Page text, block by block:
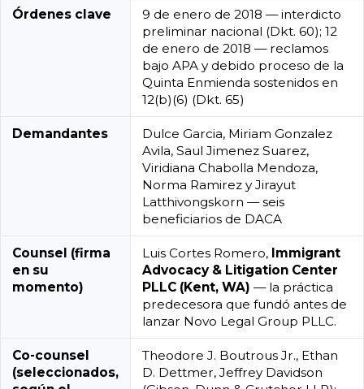
Órdenes clave
9 de enero de 2018 — interdicto
preliminar nacional (Dkt. 60); 12
de enero de 2018 — reclamos
bajo APA y debido proceso de la
Quinta Enmienda sostenidos en
12(b)(6) (Dkt. 65)
Demandantes
Dulce Garcia, Miriam Gonzalez
Avila, Saul Jimenez Suarez,
Viridiana Chabolla Mendoza,
Norma Ramirez y Jirayut
Latthivongskorn — seis
beneficiarios de DACA
Counsel (firma
en su
momento)
Luis Cortes Romero, Immigrant
Advocacy & Litigation Center
PLLC (Kent, WA) — la práctica
predecesora que fundó antes de
lanzar Novo Legal Group PLLC.
Co-counsel
(seleccionados,
Theodore J. Boutrous Jr., Ethan
D. Dettmer, Jeffrey Davidson